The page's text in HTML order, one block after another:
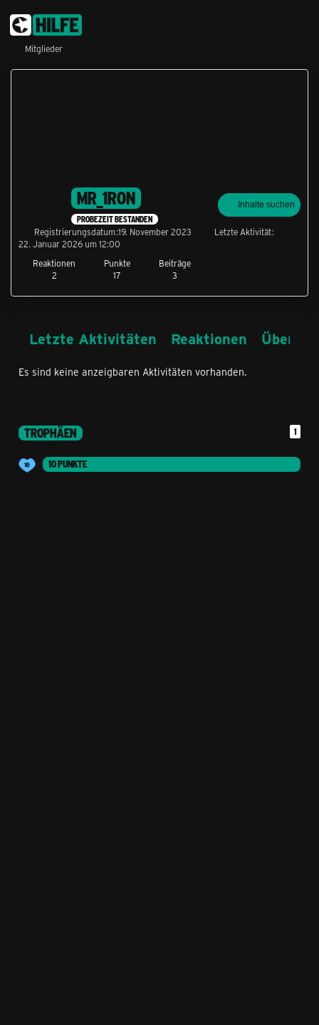
Mitglieder
MR_1RON
PROBEZEIT BESTANDEN
Reaktionen
2
Punkte
17
Beiträge
3
Inhalte suchen
Registrierungsdatum 19. November 2023
Letzte Aktivität
22. Januar 2026 um 12:00
Letzte Aktivitäten Reaktionen Über
Es sind keine anzeigbaren Aktivitäten vorhanden.
TROPHÄEN 1
10 PUNKTE